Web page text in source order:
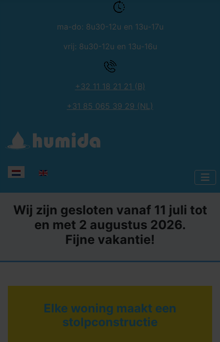
ma-do: 8u30-12u en 13u-17u
vrij: 8u30-12u en 13u-16u
+32 11 18 21 21 (B)
+31 85 065 39 29 (NL)
Selecteer de taal
Wij zijn gesloten vanaf 11 juli tot
en met 2 augustus 2026.
Fijne vakantie!
Elke woning maakt een
stolpconstructie